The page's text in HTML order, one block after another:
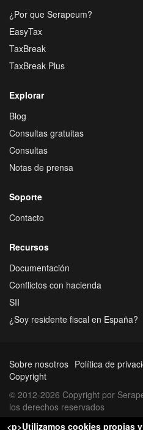
¿Por que Serapeum?
EasyTax
TaxBreak
TaxBreak Plus
Explorar
Blog
Consultas gratuitas
Consultas
Notas de prensa
Soporte
Contacto
Recursos
Documentación
Conflictos con hacienda
SII
¿Soy residente fiscal en España?
Sobre nosotros Política de
Copyright
© 2012-2026 Copyright por
los derechos reservados
<p>Utilizamos cookies propias